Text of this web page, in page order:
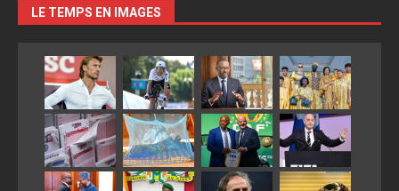
LE TEMPS EN IMAGES